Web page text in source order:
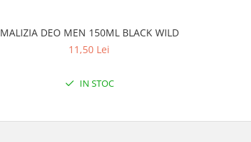
MALIZIA DEO MEN 150ML BLACK WILD
11,50 Lei
IN STOC